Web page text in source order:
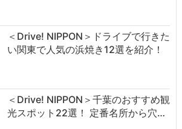
＜Drive! NIPPON＞ドライブで行きた
い関東で人気の浜焼き12選を紹介！
＜Drive! NIPPON＞千葉のおすすめ観
光スポット22選！ 定番名所から穴…